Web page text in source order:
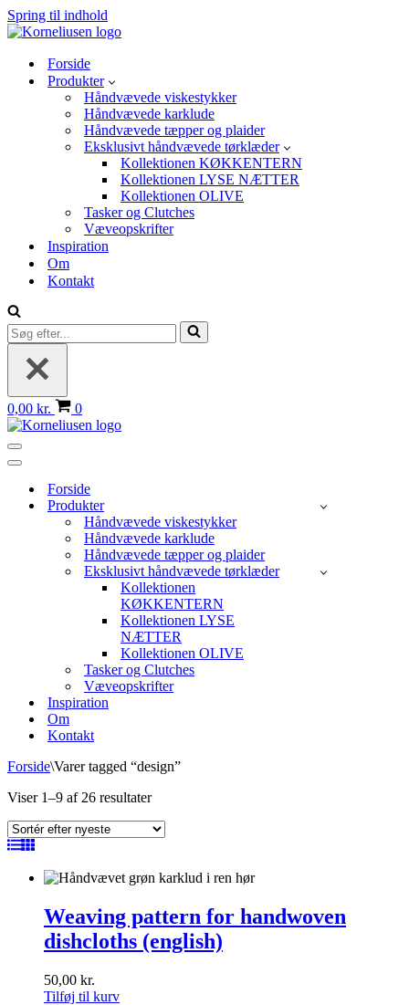
Spring til indhold
Forside
Produkter
Håndvævede viskestykker
Håndvævede karklude
Håndvævede tæpper og plaider
Eksklusivt håndvævede tørklæder
Kollektionen KØKKENTERN
Kollektionen LYSE NÆTTER
Kollektionen OLIVE
Tasker og Clutches
Væveopskrifter
Inspiration
Om
Kontakt
Søg
efter...
0,00 kr. Indkøbskurv
0
Navigation
menu
Navigation
Forside
Produkter
Håndvævede viskestykker
Håndvævede karklude
Håndvævede tæpper og plaider
Eksklusivt håndvævede tørklæder
Kollektionen
KØKKENTERN
Kollektionen LYSE
NÆTTER
Kollektionen OLIVE
Tasker og Clutches
Væveopskrifter
Inspiration
Om
Kontakt
Forside\Varer tagged “design”
Viser 1–9 af 26 resultaterSorteret
seneste
pattern
for
handwoven
(english)
Weaving pattern for handwoven
dishcloths (english)
50,00 kr.
Tilføj til kurv